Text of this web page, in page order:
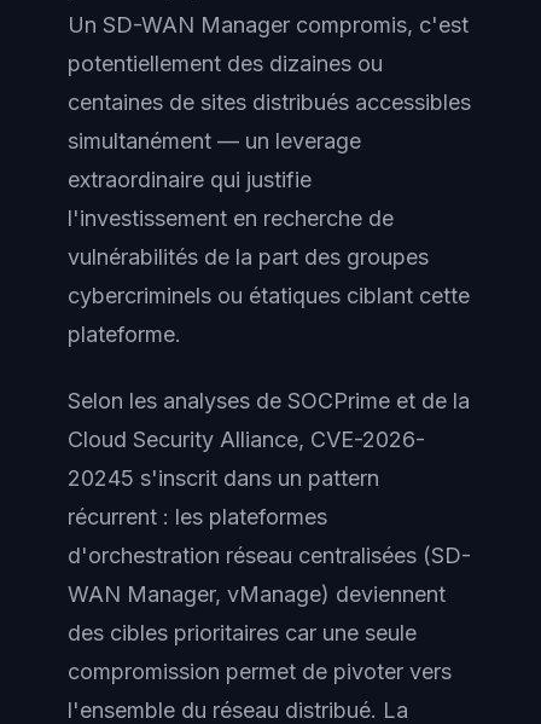
Un SD-WAN Manager compromis, c'est
potentiellement des dizaines ou
centaines de sites distribués accessibles
simultanément — un leverage
extraordinaire qui justifie
l'investissement en recherche de
vulnérabilités de la part des groupes
cybercriminels ou étatiques ciblant cette
plateforme.
Selon les analyses de SOCPrime et de la
Cloud Security Alliance, CVE-2026-
20245 s'inscrit dans un pattern
récurrent : les plateformes
d'orchestration réseau centralisées (SD-
WAN Manager, vManage) deviennent
des cibles prioritaires car une seule
compromission permet de pivoter vers
l'ensemble du réseau distribué. La